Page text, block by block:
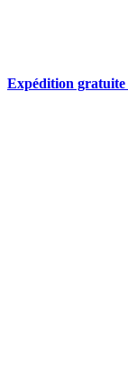
Expédition gratuite